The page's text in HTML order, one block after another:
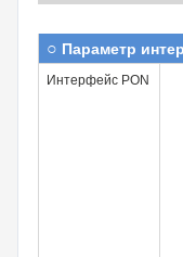
○ Параметр
Интерфейс PON